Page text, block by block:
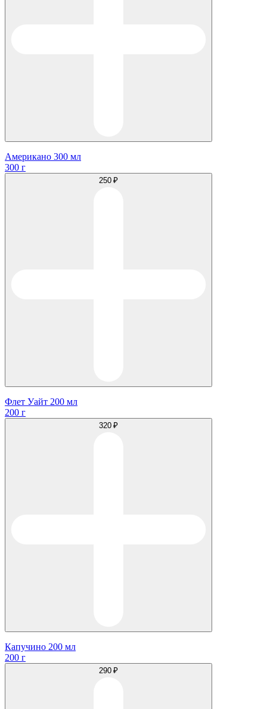
Американо 300 мл
300 г
250 ₽
Флет Уайт 200 мл
200 г
320 ₽
Капучино 200 мл
200 г
290 ₽